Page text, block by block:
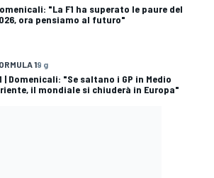
"La F1 ha superato le paure del
ora pensiamo al futuro"
19 g
| Domenicali: "Se saltano i GP in Medio
il mondiale si chiuderà in Europa"